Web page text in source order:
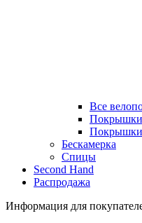
Все
Покрышки
Бескамерка
Спицы
Second Hand
Распродажа
Информация для